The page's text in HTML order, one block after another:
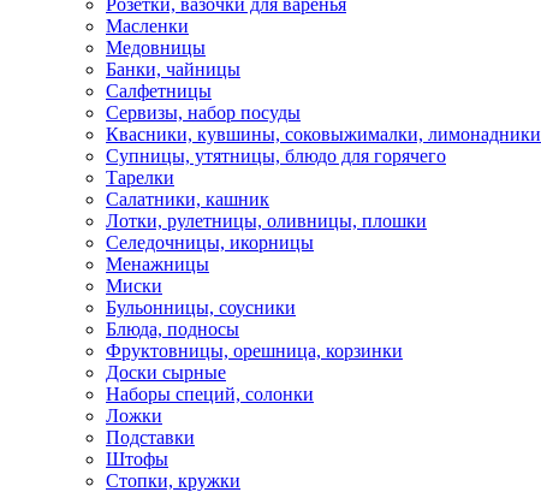
Масленки
Медовницы
Банки, чайницы
Салфетницы
Сервизы, набор посуды
Квасники, кувшины, соковыжималки, лимонадники
Супницы, утятницы, блюдо для горячего
Тарелки
Салатники, кашник
Лотки, рулетницы, оливницы, плошки
Селедочницы, икорницы
Менажницы
Миски
Бульонницы, соусники
Блюда, подносы
Фруктовницы, орешница, корзинки
Доски сырные
Наборы специй, солонки
Ложки
Подставки
Штофы
Стопки, кружки